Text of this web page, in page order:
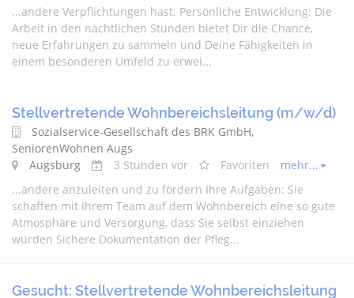
...andere Verpflichtungen hast. Persönliche Entwicklung: Die
Arbeit in den nächtlichen Stunden bietet Dir die Chance,
neue Erfahrungen zu sammeln und Deine Fähigkeiten in
einem besonderen Umfeld zu erwei...
Stellvertretende Wohnbereichsleitung (m/w/d)
Sozialservice-Gesellschaft des BRK GmbH,
SeniorenWohnen Augs
Augsburg
3 Stunden vor Favoriten
mehr...
...andere anzuleiten und zu fördern Ihre Aufgaben: Sie
schaffen mit Ihrem Team auf dem Wohnbereich eine so gute
Atmosphäre und Versorgung, dass Sie selbst einziehen
würden Sichere Dokumentation der Pfleg...
Gesucht: Stellvertretende Wohnbereichsleitung